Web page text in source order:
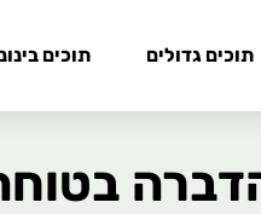
תוכים גדולים תוכים